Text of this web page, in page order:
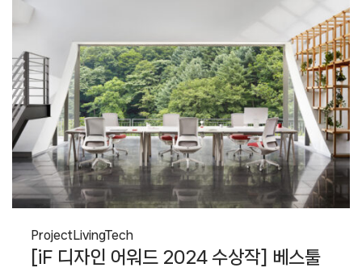
ProjectLivingTech
[iF 디자인 어워드 2024 수상작] 베스툴